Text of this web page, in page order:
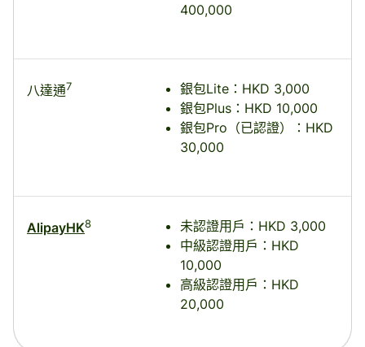
400,000
八達通7
銀包Lite：HKD 3,000
銀包Plus：HKD 10,000
銀包Pro（已認證）：HKD
30,000
AlipayHK8
未認證用戶：HKD 3,000
中級認證用戶：HKD
10,000
高級認證用戶：HKD
20,000